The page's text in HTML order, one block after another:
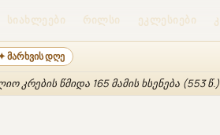
ᲡᲘᲐᲮᲚᲔᲔᲑᲘ ᲠᲘᲚᲡᲘ ᲔᲙᲚᲔᲡᲘᲔᲑᲘ
მარხვის დღე
კრების წმიდა 165 მამის ხსენება (553 წ.)